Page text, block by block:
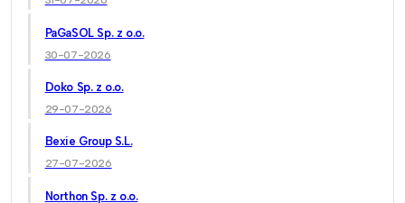
PaGaSOL Sp. z o.o.
30-07-2026
Doko Sp. z o.o.
29-07-2026
Bexie Group S.L.
27-07-2026
Northon Sp. z o.o.